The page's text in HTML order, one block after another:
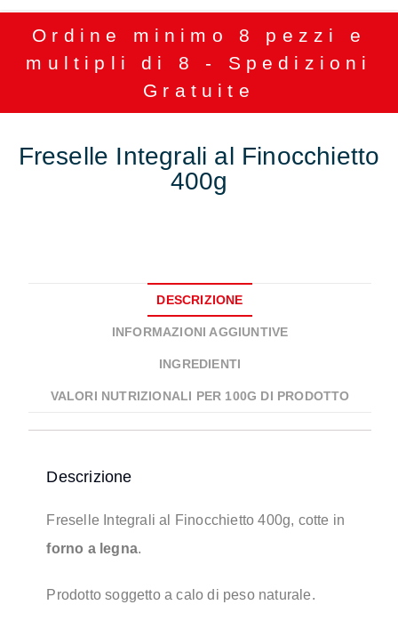
Ordine minimo 8 pezzi e
multipli di 8 - Spedizioni
Gratuite
Freselle Integrali al Finocchietto
400g
DESCRIZIONE
INFORMAZIONI AGGIUNTIVE
INGREDIENTI
VALORI NUTRIZIONALI PER 100G DI PRODOTTO
Descrizione
Freselle Integrali al Finocchietto 400g, cotte in
forno a legna.
Prodotto soggetto a calo di peso naturale.